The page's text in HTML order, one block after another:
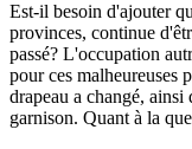
Est-il besoin d'ajouter
provinces, continue
passé? L'occupation
pour ces malheureuses
drapeau a changé,
garnison. Quant à la